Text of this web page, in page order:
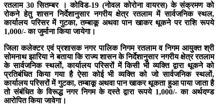
रतलाम 30 सितम्बर । कोविड-19 (नोवल कोरोना वायरस) के संक्रमण को
रोकने हेतु शासन निर्देशानुसार नगरीय क्षेत्र रतलाम में सार्वजनिक स्थल,
कार्यालय परिसर में गुटका, तम्बाकू अथवा पान खाकर थूकने पर राशि रूपये
1,000/- का जुर्माना किया जायेगा।
जिला कलेक्टर एवं प्रशासक नगर पालिक निगम रतलाम व निगम आयुक्त श्री
सोमनाथ झारिया ने बताया कि राज्य शासन के निर्देशानुसार नगरीय क्षेत्र रतलाम
के सार्वजनिक स्थलों, कार्यालय परिसरों में किसी भी व्यक्ति द्वारा थूकने को
प्रतिबंधित किया गया है ऐसा कोई भी व्यक्ति को जो सार्वजनिक स्थलों,
कार्यालय परिसरों में गुटका, तम्बाकू अथवा पान खाकर थूकता हुआ पाया जाता है
तो संबंधित के विरूद्ध नगर निगम के दस्ते द्वारा रूपये 1,000/- का अर्थदण्ड
आरोपित किया जावेगा।